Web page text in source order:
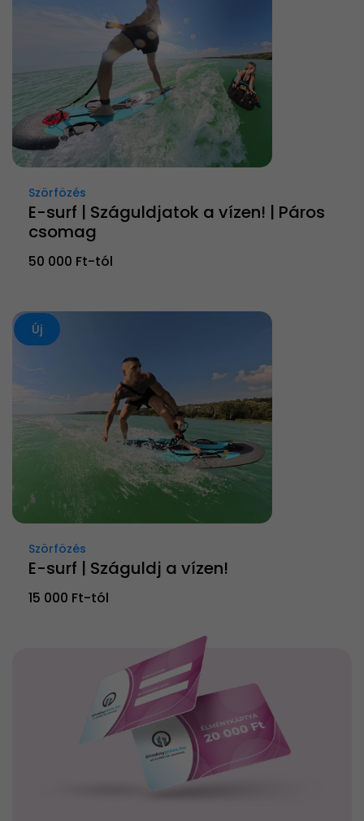
Szörfözés
E-surf | Száguldjatok a vízen! | Páros
csomag
50 000 Ft-tól
Új
Szörfözés
E-surf | Száguldj a vízen!
15 000 Ft-tól